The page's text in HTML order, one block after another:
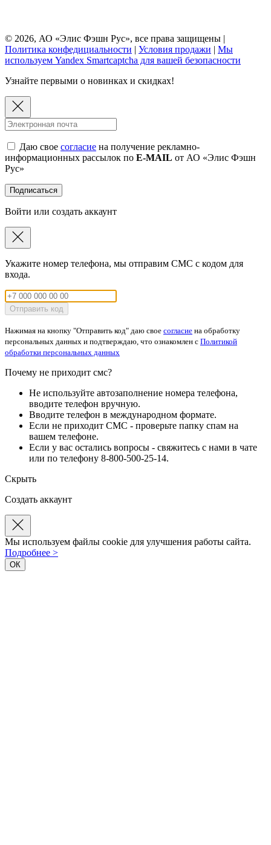
© 2026, АО «Элис Фэшн Рус», все права защищены |
Политика конфедициальности | Условия продажи | Мы
используем Yandex Smartcaptcha для вашей безопасности
Узнайте первыми о новинках и скидках!
Даю свое согласие на получение рекламно-
информационных рассылок по E-MAIL от АО «Элис Фэшн
Рус»
Подписаться
Войти или создать аккаунт
Укажите номер телефона, мы отправим СМС с кодом для
входа.
Отправить код
Нажимая на кнопку "Отправить код" даю свое согласие на обработку
персональных данных и подтверждаю, что ознакомлен с Политикой
обработки персональных данных
Почему не приходит смс?
Не используйте автозаполнение номера телефона,
вводите телефон вручную.
Вводите телефон в международном формате.
Если не приходит СМС - проверьте папку спам на
вашем телефоне.
Если у вас остались вопросы - свяжитесь с нами в чате
или по телефону 8-800-500-25-14.
Скрыть
Создать аккаунт
Мы используем файлы cookie для улучшения работы сайта.
Подробнее >
ОК